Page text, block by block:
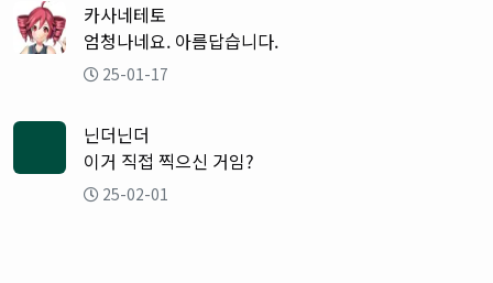
카사네테토
엄청나네요. 아름답습니다.
25-01-17
닌더닌더
이거 직접 찍으신 거임?
25-02-01